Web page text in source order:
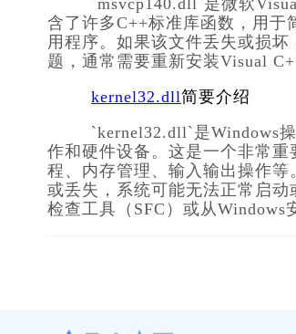
含了许多C++标准库函数，用于
用程序。如果该文件丢失或损坏
题，通常需要重新安装Visual
kernel32.dll简要介绍
作和硬件设备。这是一个非常
程、内存管理、输入输出操作
或丢失，系统可能无法正常启
检查工具（SFC）或从